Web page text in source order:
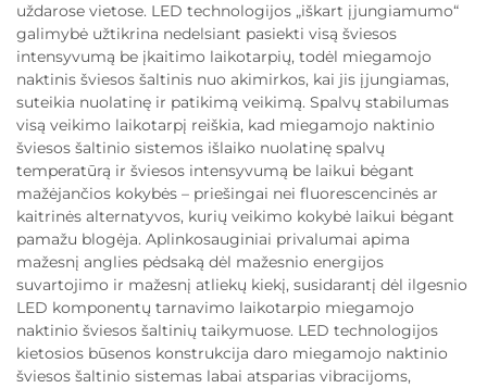
uždarose vietose. LED technologijos „iškart įjungiamumo“
galimybė užtikrina nedelsiant pasiekti visą šviesos
intensyvumą be įkaitimo laikotarpių, todėl miegamojo
naktinis šviesos šaltinis nuo akimirkos, kai jis įjungiamas,
suteikia nuolatinę ir patikimą veikimą. Spalvų stabilumas
visą veikimo laikotarpį reiškia, kad miegamojo naktinio
šviesos šaltinio sistemos išlaiko nuolatinę spalvų
temperatūrą ir šviesos intensyvumą be laikui bėgant
mažėjančios kokybės – priešingai nei fluorescencinės ar
kaitrinės alternatyvos, kurių veikimo kokybė laikui bėgant
pamažu blogėja. Aplinkosauginiai privalumai apima
mažesnį anglies pėdsaką dėl mažesnio energijos
suvartojimo ir mažesnį atliekų kiekį, susidarantį dėl ilgesnio
LED komponentų tarnavimo laikotarpio miegamojo
naktinio šviesos šaltinių taikymuose. LED technologijos
kietosios būsenos konstrukcija daro miegamojo naktinio
šviesos šaltinio sistemas labai atsparias vibracijoms,